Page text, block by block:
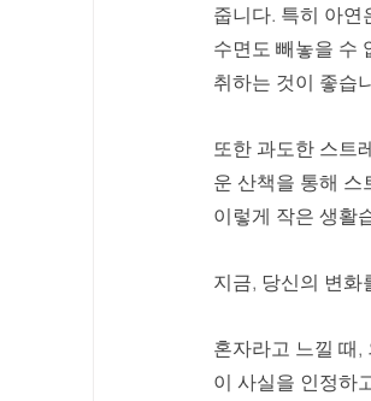
줍니다. 특히 아
수면도 빼놓을 수
취하는 것이 좋습
또한 과도한 스트
운 산책을 통해
이렇게 작은 생활
지금, 당신의 변화
혼자라고 느낄 때,
이 사실을 인정하